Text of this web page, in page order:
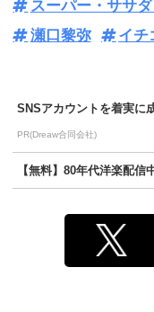
スーパー・ササ
瀬口黎弥
イチ
SNSアカウントを着実に
PR(Dreaw合同会社)
【無料】80年代洋楽配